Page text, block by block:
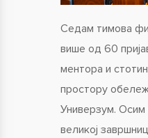
Седам тимова
више од 60
ментора и
простору
Универзум. Осим
великој